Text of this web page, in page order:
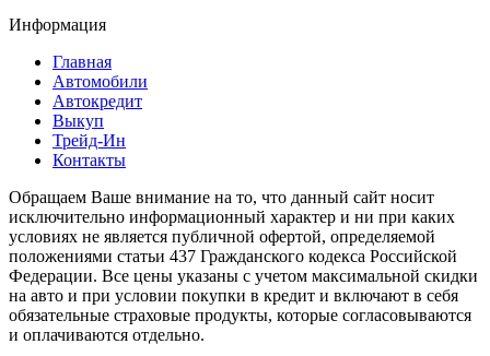
Информация
Главная
Автомобили
Автокредит
Выкуп
Трейд-Ин
Контакты
Обращаем Ваше внимание на то, что данный сайт носит
исключительно информационный характер и ни при каких
условиях не является публичной офертой, определяемой
положениями статьи 437 Гражданского кодекса Российской
Федерации. Все цены указаны с учетом максимальной скидки
на авто и при условии покупки в кредит и включают в себя
обязательные страховые продукты, которые согласовываются
и оплачиваются отдельно.